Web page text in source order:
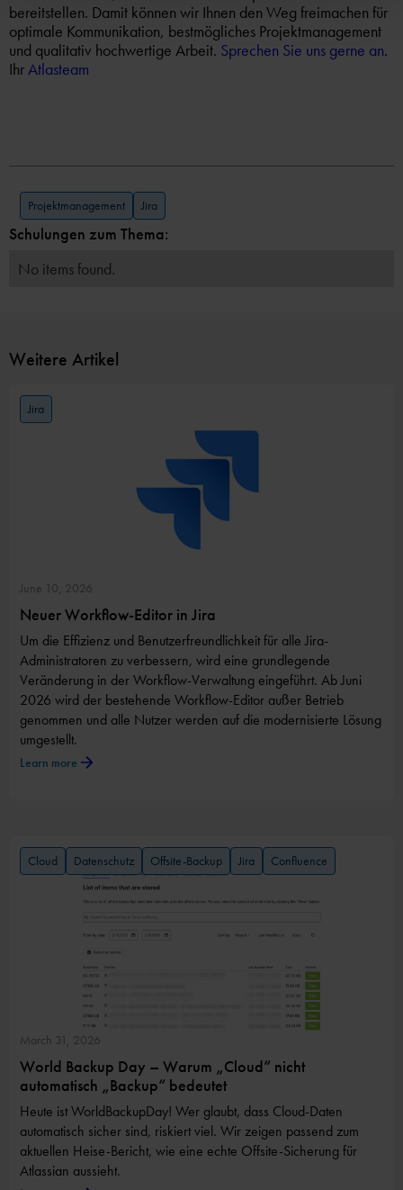
bereitstellen. Damit können wir Ihnen den Weg freimachen für
optimale Kommunikation, bestmögliches Projektmanagement
und qualitativ hochwertige Arbeit. Sprechen Sie uns gerne an.
IhrAtlasteam
Projektmanagement Jira
Schulungen zum Thema:
No items found.
Weitere Artikel
Jira
June 10, 2026
Neuer Workflow-Editor in Jira
Um die Effizienz und Benutzerfreundlichkeit für alle Jira-
Administratoren zu verbessern, wird eine grundlegende
Veränderung in der Workflow-Verwaltung eingeführt. Ab Juni
2026 wird der bestehende Workflow-Editor außer Betrieb
genommen und alle Nutzer werden auf die modernisierte Lösung
umgestellt.
Learn more
Cloud Datenschutz Offsite-Backup Jira Confluence
March 31, 2026
World Backup Day – Warum „Cloud“ nicht
automatisch „Backup“ bedeutet
Heute ist WorldBackupDay! Wer glaubt, dass Cloud-Daten
automatisch sicher sind, riskiert viel. Wir zeigen passend zum
aktuellen Heise-Bericht, wie eine echte Offsite-Sicherung für
Atlassian aussieht.